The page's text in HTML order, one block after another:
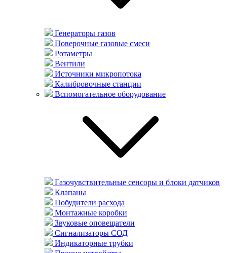
Генераторы газов
Поверочные газовые смеси
Ротаметры
Вентили
Источники микропотока
Калибровочные станции
Вспомогательное оборудование
Газочувствительные сенсоры и блоки датчиков
Клапаны
Побудители расхода
Монтажные коробки
Звуковые оповещатели
Сигнализаторы СОД
Индикаторные трубки